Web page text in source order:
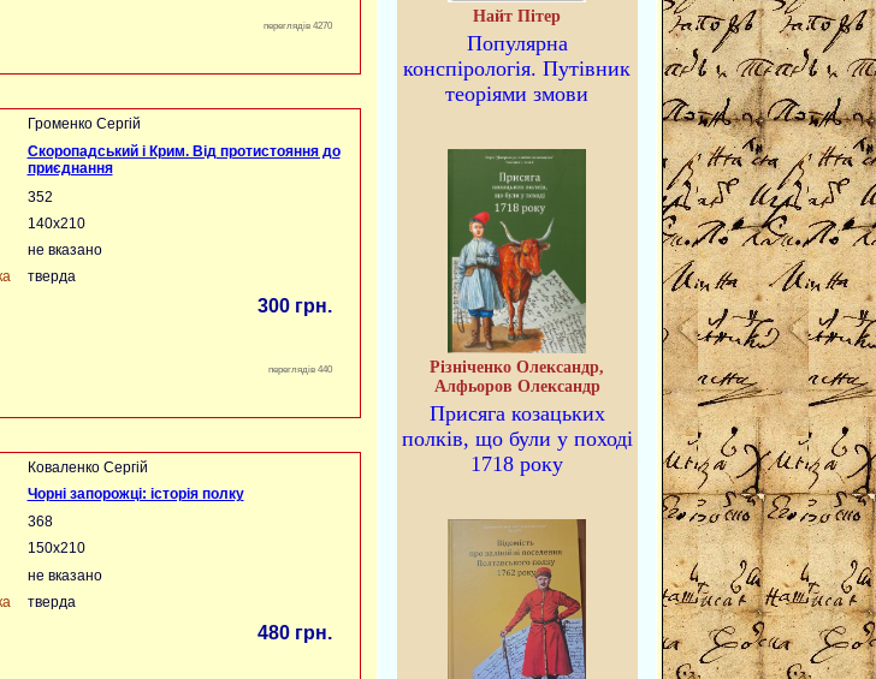
переглядів 4270
Громенко Сергій
Скоропадський і Крим. Від протистояння до
приєднання
352
140х210
не вказано
тверда
300 грн.
переглядів 440
Коваленко Сергій
Чорні запорожці: історія полку
368
150х210
не вказано
тверда
480 грн.
Найт Пітер
Популярна
конспірологія. Путівник
теоріями змови
Різніченко Олександр,
Алфьоров Олександр
Присяга козацьких
полків, що були у поході
1718 року